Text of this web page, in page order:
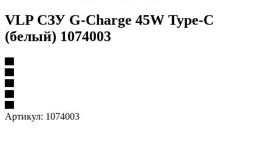
VLP СЗУ G-Charge 45W Type-C
(белый) 1074003
Артикул: 1074003